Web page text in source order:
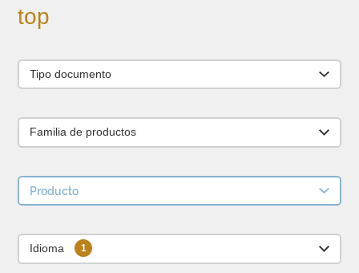
top
Tipo documento
Familia de productos
Producto
Idioma